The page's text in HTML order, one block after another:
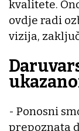
kvalitete.
ovdje radi
vizija,
- Ponosni
prepoznata